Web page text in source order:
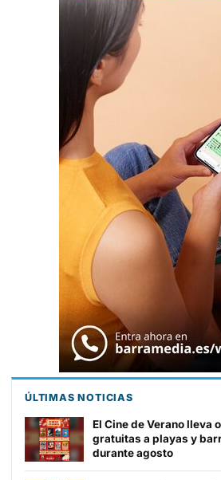
ÚLTIMAS NOTICIAS
El Cine de Verano lleva
gratuitas a playas y
durante agosto